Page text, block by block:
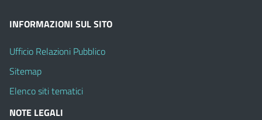
INFORMAZIONI SUL SITO
Ufficio Relazioni Pubblico
Sitemap
Elenco siti tematici
NOTE LEGALI